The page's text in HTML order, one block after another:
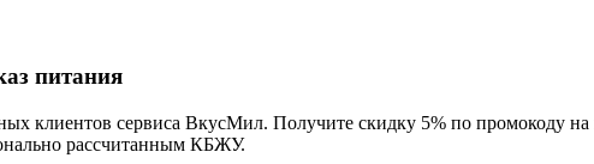
питания
клиентов сервиса ВкусМил. Получите скидку 5% по промокоду
рассчитанным КБЖУ.